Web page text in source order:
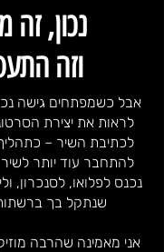
נכון, זה
וזה
​אבל כשמפתחים גישה
לראות את יצירת
לכתיבת השיר –
להתחבר עוד יותר
נכנס לפלואו, לסנכרון,
שנתקל בך
אני מאמינה שהרבה